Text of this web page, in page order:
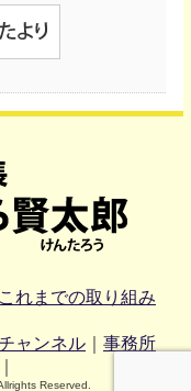
これまでの取り組み
ャンネル｜ 事務所
Reserved.